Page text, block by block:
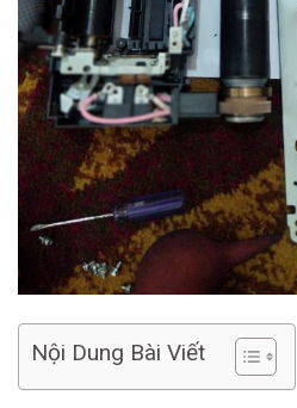
Nội Dung Bài Viết